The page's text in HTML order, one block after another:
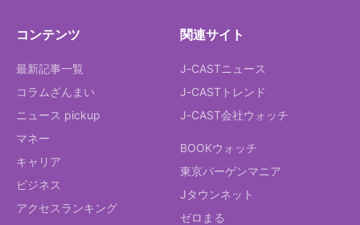
コンテンツ
最新記事一覧
コラムざんまい
ニュース pickup
マネー
キャリア
ビジネス
アクセスランキング
関連サイト
J-CASTニュース
J-CASTトレンド
J-CAST会社ウォッチ
BOOKウォッチ
東京バーゲンマニア
Jタウンネット
ゼロまる